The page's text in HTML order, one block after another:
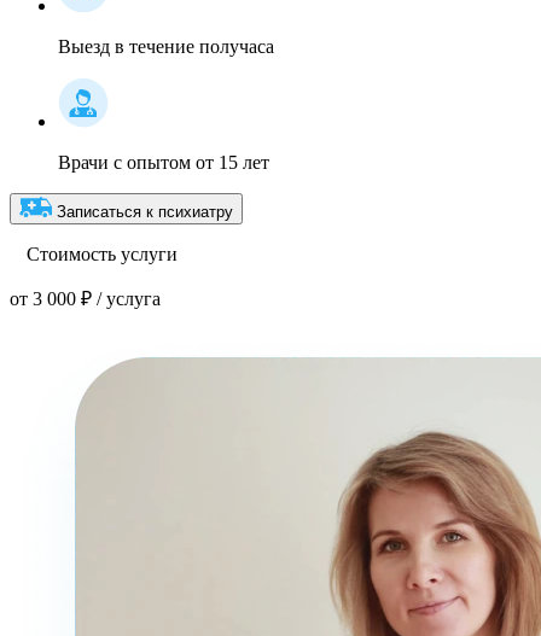
Выезд в течение получаса
Врачи с опытом от 15 лет
Записаться к психиатру
Стоимость услуги
от 3 000 ₽ / услуга